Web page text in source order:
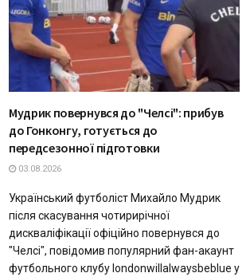
Мудрик повернувся до "Челсі": прибув
до Гонконгу, готується до
передсезонної підготовки
03.08.2026
Український футболіст Михайло Мудрик
після скасування чотирирічної
дискваліфікації офіційно повернувся до
"Челсі", повідомив популярний фан-акаунт
футбольного клубу londonwillalwaysbeblue у